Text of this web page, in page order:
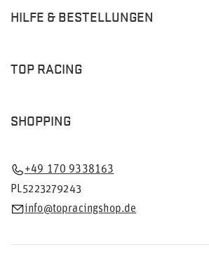
HILFE & BESTELLUNGEN
TOP RACING
SHOPPING
+49 170 9338163
PL5223279243
info@topracingshop.de